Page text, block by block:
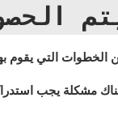
الخطوات التي يقوم
مشكلة يجب